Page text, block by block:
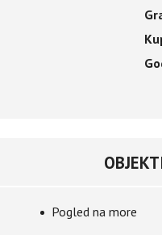
Pogled na more